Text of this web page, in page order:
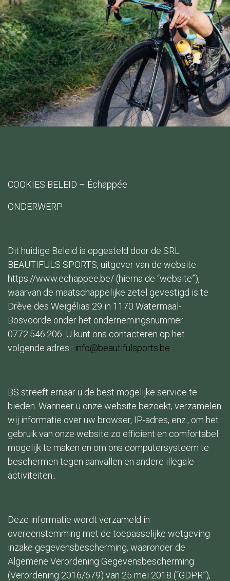
COOKIES BELEID – Échappée
ONDERWERP
Dit huidige Beleid is opgesteld door de SRL
BEAUTIFULS SPORTS, uitgever van de website
https://www.echappee.be/ (hierna de “website”),
waarvan de maatschappelijke zetel gevestigd is te
Drève des Weigélias 29 in 1170 Watermaal-
Bosvoorde onder het ondernemingsnummer
0772.546.206. U kunt ons contacteren op het
volgende adres : info@beautifulsports.be
BS streeft ernaar u de best mogelijke service te
bieden. Wanneer u onze website bezoekt, verzamelen
wij informatie over uw browser, IP-adres, enz., om het
gebruik van onze website zo efficiënt en comfortabel
mogelijk te maken en om ons computersysteem te
beschermen tegen aanvallen en andere illegale
activiteiten..
Deze informatie wordt verzameld in
overeenstemming met de toepasselijke wetgeving
inzake gegevensbescherming, waaronder de
Algemene Verordening Gegevensbescherming
(Verordening 2016/679) van 25 mei 2018 (“GDPR”),